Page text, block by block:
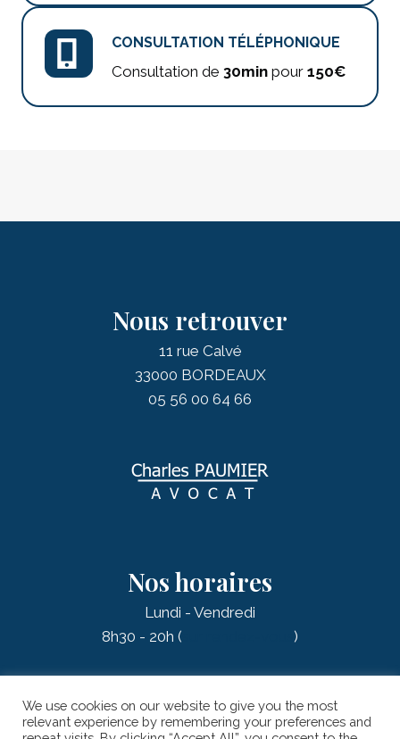
CONSULTATION TÉLÉPHONIQUE
Consultation de 30min pour 150€
Nous retrouver
11 rue Calvé
33000 BORDEAUX
05 56 00 64 66
Nos horaires
Lundi - Vendredi
8h30 - 20h (
)
We use cookies on our website to give you the most
relevant experience by remembering your preferences and